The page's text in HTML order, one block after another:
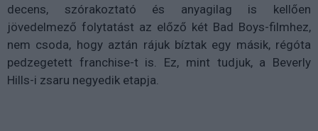
decens, szórakoztató és anyagilag is kellően
jövedelmező folytatást az előző két Bad Boys-filmhez,
nem csoda, hogy aztán rájuk bíztak egy másik, régóta
pedzegetett franchise-t is. Ez, mint tudjuk, a Beverly
Hills-i zsaru negyedik etapja.